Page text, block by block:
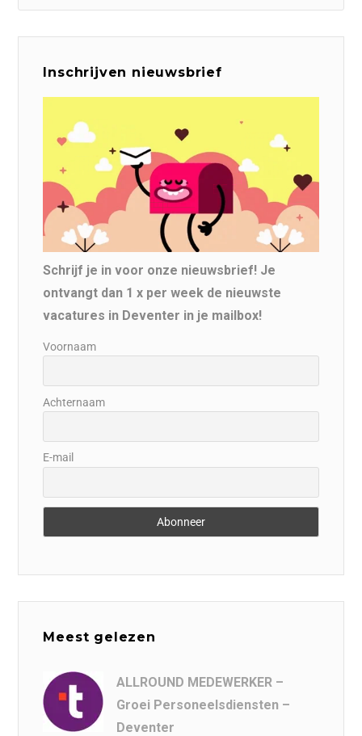
Inschrijven nieuwsbrief
Schrijf je in voor onze nieuwsbrief! Je
ontvangt dan 1 x per week de nieuwste
vacatures in Deventer in je mailbox!
Voornaam
Achternaam
E-mail
Meest gelezen
ALLROUND MEDEWERKER –
Groei Personeelsdiensten –
Deventer